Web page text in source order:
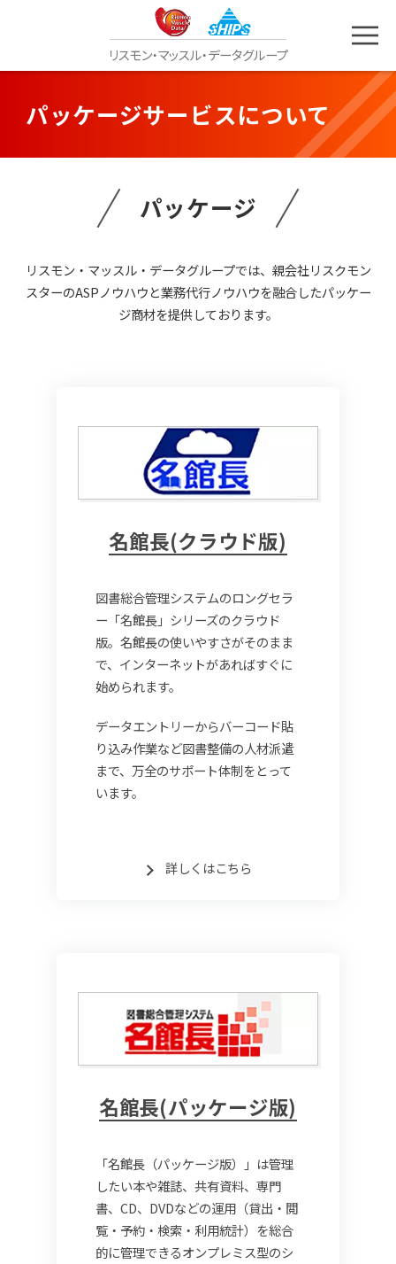
リスモン・マッスル・データグループ
パッケージサービスについて
パッケージ
リスモン・マッスル・データグループでは、親会社リスクモン
スターのASPノウハウと業務代行ノウハウを融合したパッケー
ジ商材を提供しております。
名館長(クラウド版)
図書総合管理システムのロングセラ
ー「名館長」シリーズのクラウド
版。名館長の使いやすさがそのまま
で、インターネットがあればすぐに
始められます。
データエントリーからバーコード貼
り込み作業など図書整備の人材派遣
まで、万全のサポート体制をとって
います。
詳しくはこちら
名館長(パッケージ版)
「名館長（パッケージ版）」は管理
したい本や雑誌、共有資料、専門
書、CD、DVDなどの運用（貸出・閲
覧・予約・検索・利用統計）を総合
的に管理できるオンプレミス型のシ